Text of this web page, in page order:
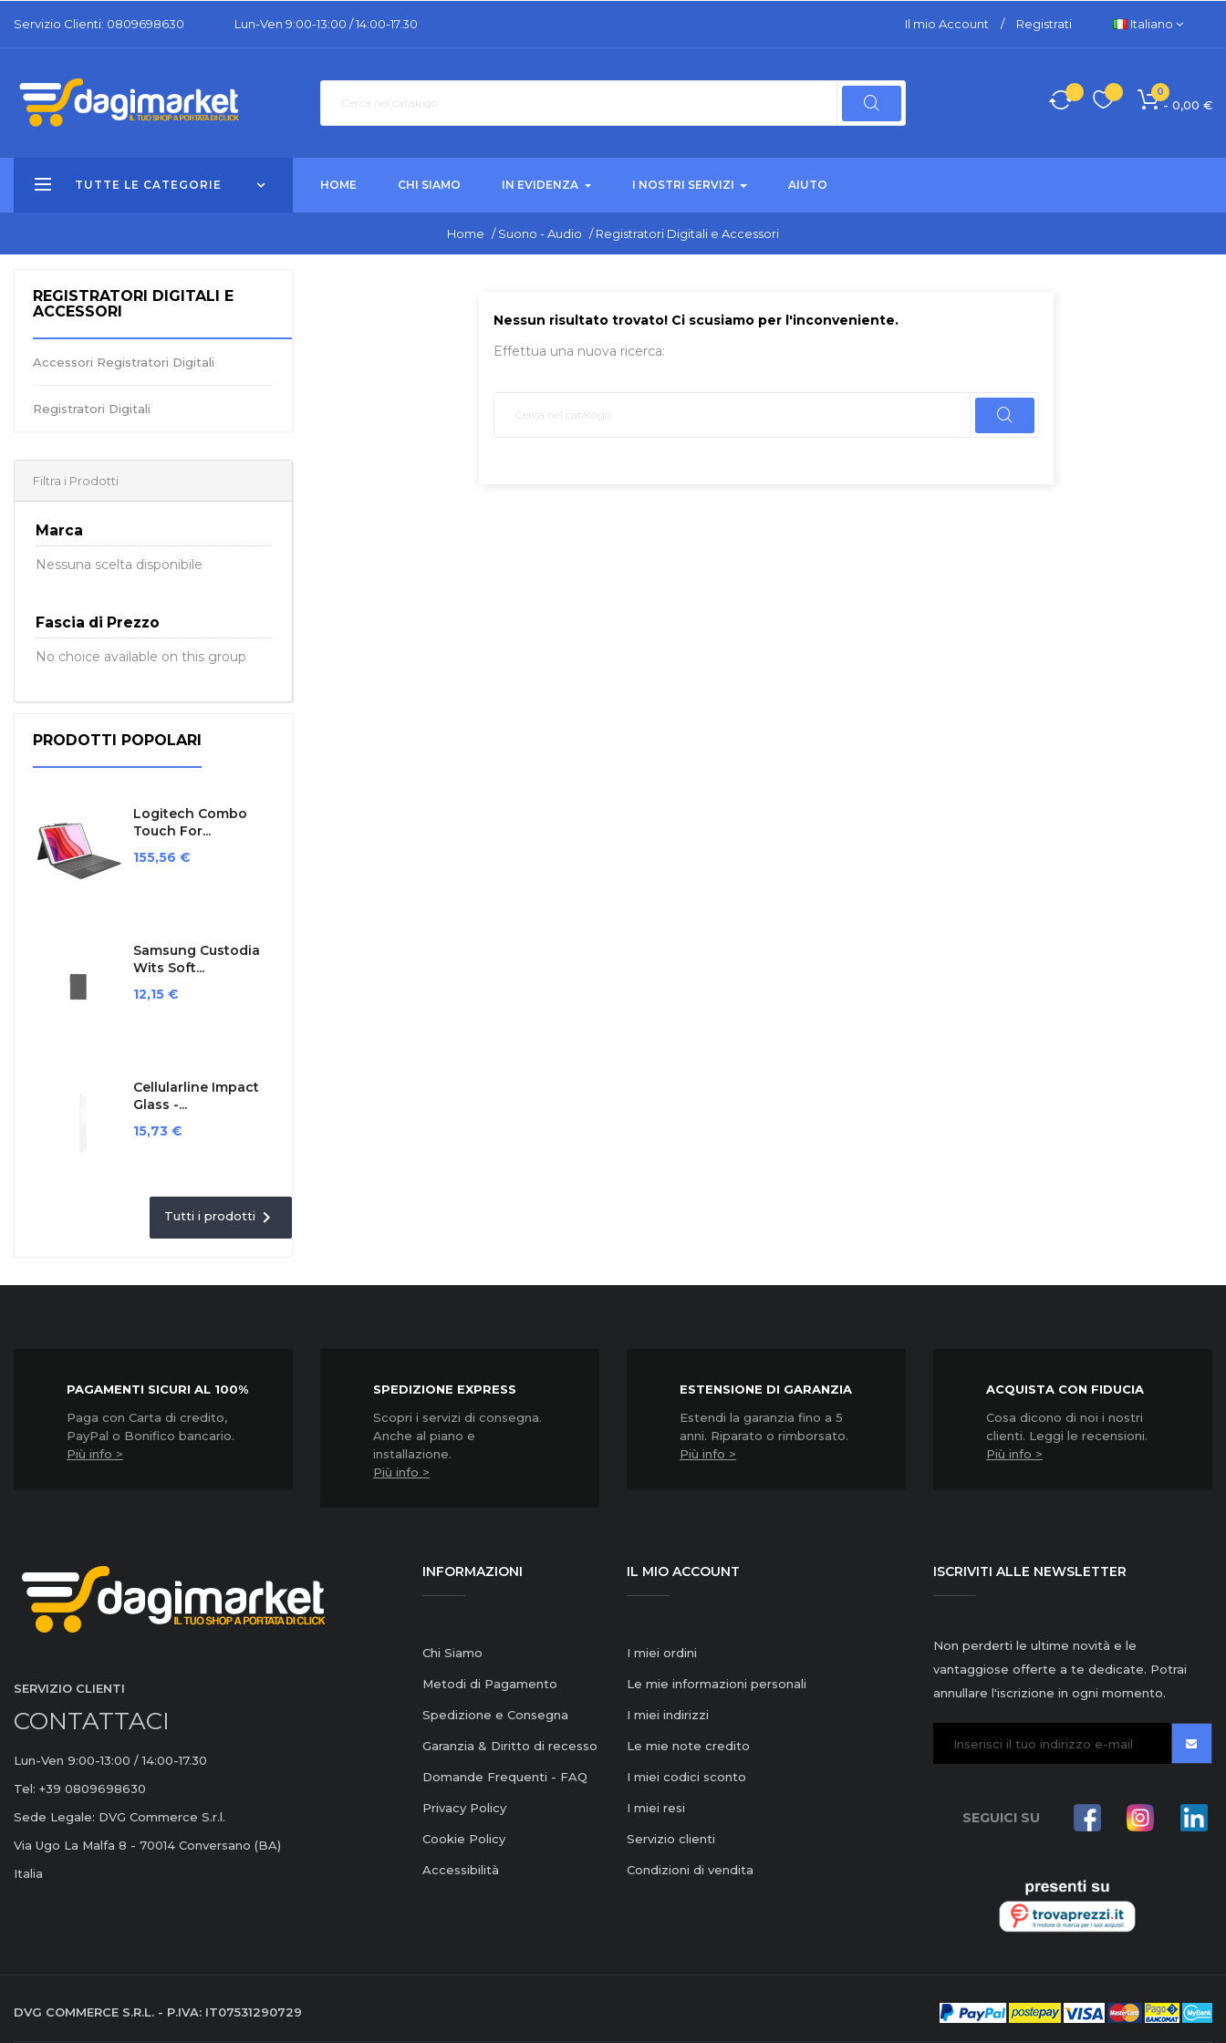
Servizio Clienti: 0809698630 Lun-Ven 9:00-13:00 / 14:00-17.30 Il mio Account / Registrati Italiano
0
- 0,00 €
TUTTE LE CATEGORIE HOME CHI SIAMO IN EVIDENZA I NOSTRI SERVIZI AIUTO
Home / Suono - Audio / Registratori Digitali e Accessori
REGISTRATORI DIGITALI E
ACCESSORI
Accessori Registratori Digitali
Registratori Digitali
Filtra i Prodotti
Marca
Nessuna scelta disponibile
Fascia di Prezzo
No choice available on this group
PRODOTTI POPOLARI
Logitech Combo
Touch For...
Prezzo
155,56 €
Samsung Custodia
Wits Soft...
Prezzo
12,15 €
Cellularline Impact
Glass -...
Prezzo
15,73 €
Tutti i prodotti 
Nessun risultato trovato! Ci scusiamo per l'inconveniente.
Effettua una nuova ricerca:
PAGAMENTI SICURI AL 100%
Paga con Carta di credito,
PayPal o Bonifico bancario.
Più info >
SPEDIZIONE EXPRESS
Scopri i servizi di consegna.
Anche al piano e
installazione.
Più info >
ESTENSIONE DI GARANZIA
Estendi la garanzia fino a 5
anni. Riparato o rimborsato.
Più info >
ACQUISTA CON FIDUCIA
Cosa dicono di noi i nostri
clienti. Leggi le recensioni.
Più info >
SERVIZIO CLIENTI
CONTATTACI
Lun-Ven 9:00-13:00 / 14:00-17.30
Tel: +39 0809698630
Sede Legale: DVG Commerce S.r.l.
Via Ugo La Malfa 8 - 70014 Conversano (BA)
Italia
INFORMAZIONI
Chi Siamo
Metodi di Pagamento
Spedizione e Consegna
Garanzia & Diritto di recesso
Domande Frequenti - FAQ
Privacy Policy
Cookie Policy
Accessibilità
IL MIO ACCOUNT
I miei ordini
Le mie informazioni personali
I miei indirizzi
Le mie note credito
I miei codici sconto
I miei resi
Servizio clienti
Condizioni di vendita
ISCRIVITI ALLE NEWSLETTER
Non perderti le ultime novità e le
vantaggiose offerte a te dedicate. Potrai
annullare l'iscrizione in ogni momento.
SEGUICI SU
DVG COMMERCE S.R.L. - P.IVA: IT07531290729